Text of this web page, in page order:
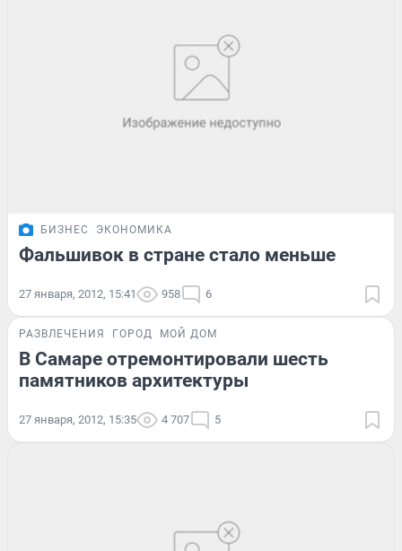
БИЗНЕС ЭКОНОМИКА
Фальшивок в стране стало меньше
27 января, 2012, 15:41 958 6
РАЗВЛЕЧЕНИЯ ГОРОД МОЙ ДОМ
В Самаре отремонтировали шесть
памятников архитектуры
27 января, 2012, 15:35 4 707 5